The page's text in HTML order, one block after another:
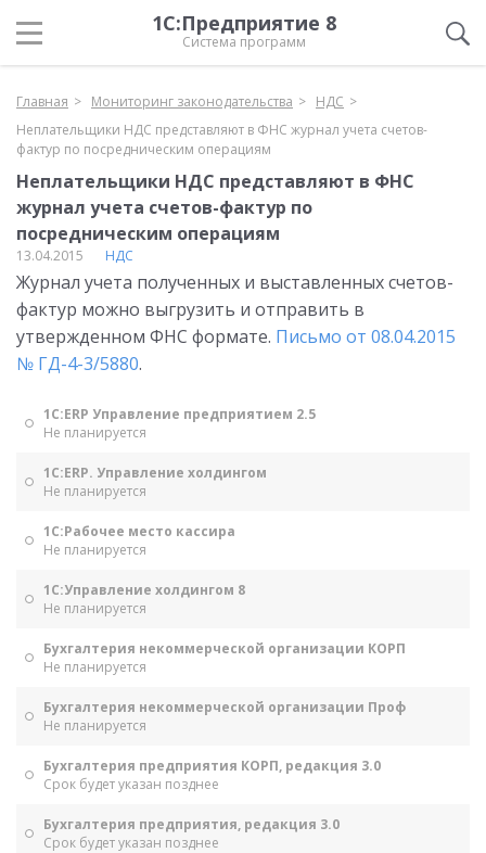
1С:Предприятие 8
Система программ
Главная Мониторинг законодательства
НДС
Неплательщики НДС представляют в ФНС журнал учета счетов-
фактур по посредническим операциям
Неплательщики НДС представляют в ФНС
журнал учета счетов-фактур по
посредническим операциям
13.04.2015 НДС
Журнал учета полученных и выставленных счетов-
фактур можно выгрузить и отправить в
утвержденном ФНС формате. Письмо от 08.04.2015
№ ГД-4-3/5880.
1С:ERP Управление предприятием 2.5
Не планируется
1С:ERP. Управление холдингом
Не планируется
1С:Рабочее место кассира
Не планируется
1С:Управление холдингом 8
Не планируется
Бухгалтерия некоммерческой организации КОРП
Не планируется
Бухгалтерия некоммерческой организации Проф
Не планируется
Бухгалтерия предприятия КОРП, редакция 3.0
Срок будет указан позднее
Бухгалтерия предприятия, редакция 3.0
Срок будет указан позднее